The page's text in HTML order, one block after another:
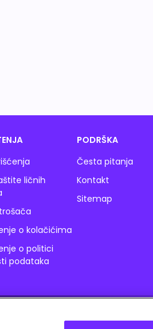
ličnih
o kolačićima
o politici
podataka
PODRŠKA
Česta pitanja
Kontakt
Sitemap